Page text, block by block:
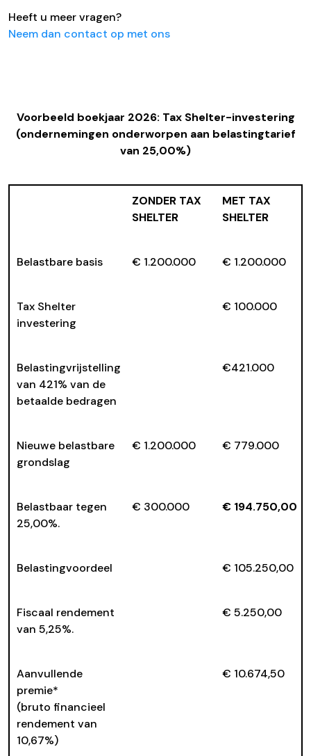
Heeft u meer vragen?
Neem dan contact op met ons
Voorbeeld boekjaar 2026: Tax Shelter-investering
(ondernemingen onderworpen aan belastingtarief
van 25,00%)
ZONDER TAX
SHELTER
MET TAX
SHELTER
Belastbare basis € 1.200.000 € 1.200.000
Tax Shelter
investering
€ 100.000
Belastingvrijstelling
van 421% van de
betaalde bedragen
€421.000
Nieuwe belastbare
grondslag
€ 1.200.000 € 779.000
Belastbaar tegen
25,00%.
€ 300.000 € 194.750,00
Belastingvoordeel € 105.250,00
Fiscaal rendement
van 5,25%.
€ 5.250,00
Aanvullende
premie*
(bruto financieel
rendement van
10,67%)
€ 10.674,50